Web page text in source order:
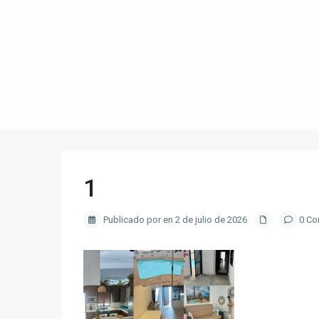
1
Publicado por en 2 de julio de 2026 0